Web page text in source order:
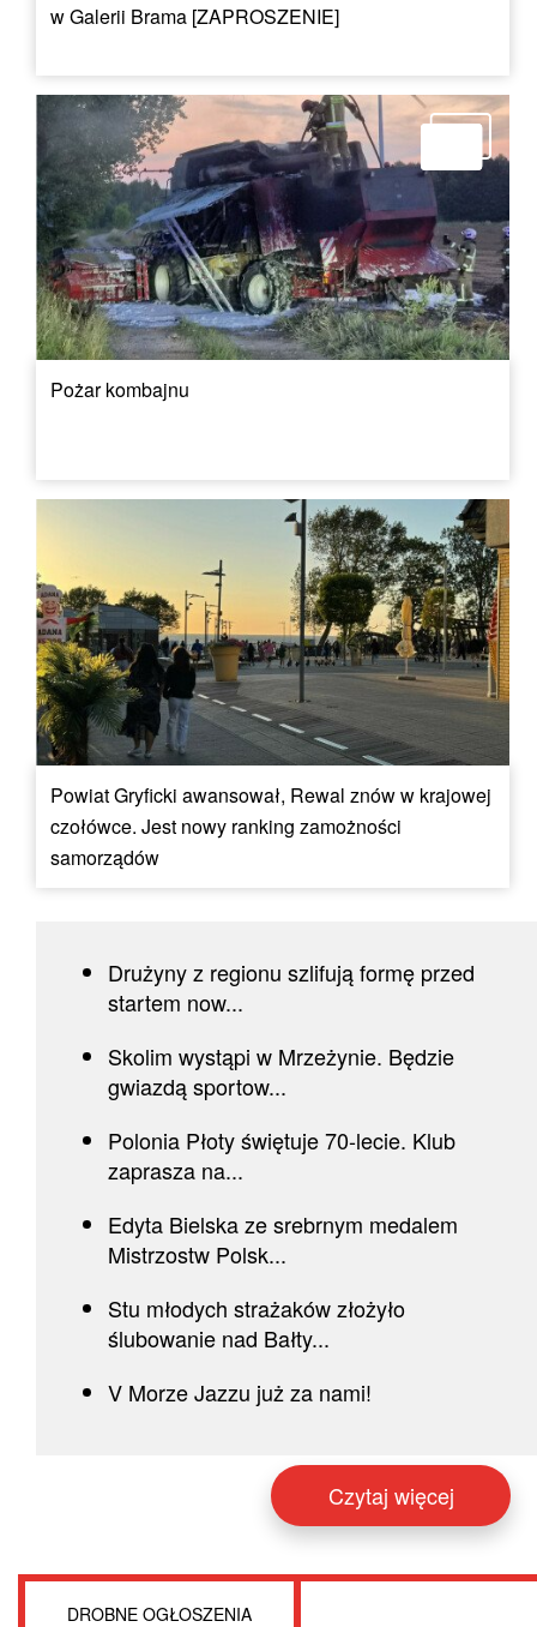
w Galerii Brama [ZAPROSZENIE]
Pożar kombajnu
Powiat Gryficki awansował, Rewal znów w krajowej
czołówce. Jest nowy ranking zamożności
samorządów
Drużyny z regionu szlifują formę przed
startem now...
Skolim wystąpi w Mrzeżynie. Będzie
gwiazdą sportow...
Polonia Płoty świętuje 70-lecie. Klub
zaprasza na...
Edyta Bielska ze srebrnym medalem
Mistrzostw Polsk...
Stu młodych strażaków złożyło
ślubowanie nad Bałty...
V Morze Jazzu już za nami!
Czytaj więcej
DROBNE OGŁOSZENIA